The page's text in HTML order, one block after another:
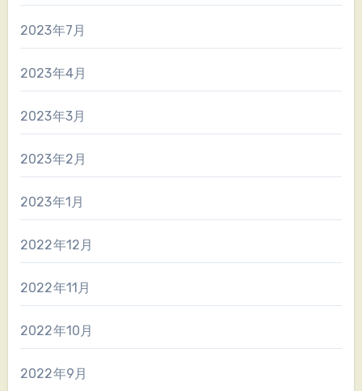
2023年7月
2023年4月
2023年3月
2023年2月
2023年1月
2022年12月
2022年11月
2022年10月
2022年9月